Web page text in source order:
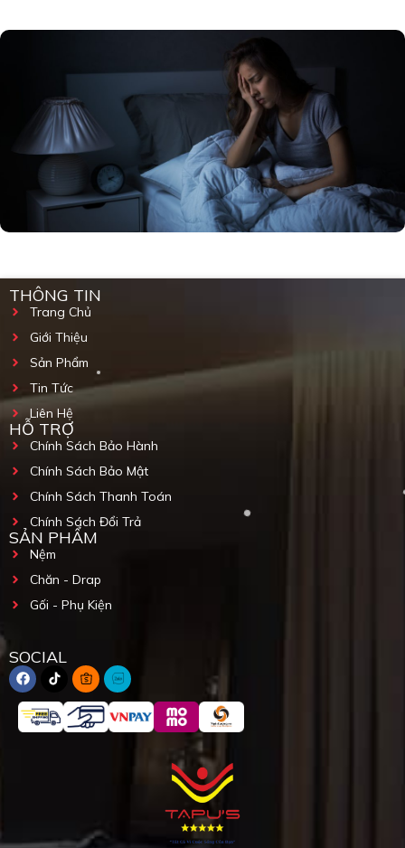
THÔNG TIN
Trang Chủ
Giới Thiệu
Sản Phẩm
Tin Tức
Liên Hệ
HỖ TRỢ
Chính Sách Bảo Hành
Chính Sách Bảo Mật
Chính Sách Thanh Toán
Chính Sách Đổi Trả
SẢN PHẨM
Nệm
Chăn - Drap
Gối - Phụ Kiện
SOCIAL